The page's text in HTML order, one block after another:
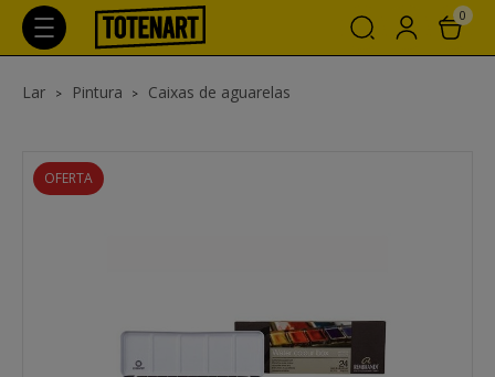
0
Lar Pintura Caixas de aguarelas
OFERTA